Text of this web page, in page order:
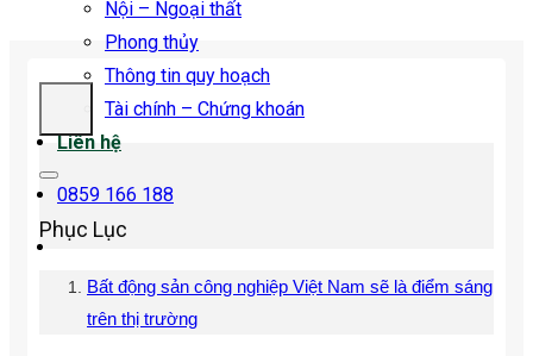
Nội – Ngoại thất
Phong thủy
Thông tin quy hoạch
Tài chính – Chứng khoán
Liên hệ
0859 166 188
Phục Lục
Bất động sản công nghiệp Việt Nam sẽ là điểm sáng
trên thị trường